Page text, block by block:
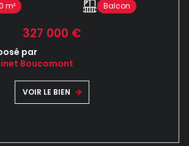
m² Balcon
327 000 €
par
Boucomont
VOIR LE BIEN